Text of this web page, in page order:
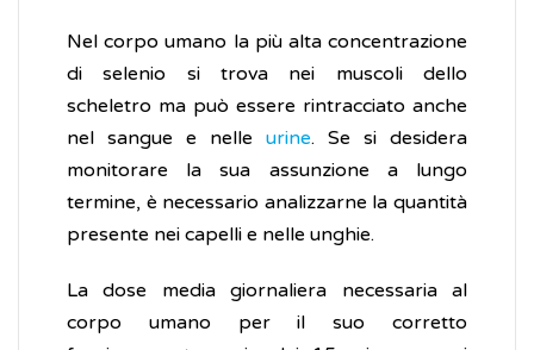
Nel corpo umano la più alta concentrazione
di selenio si trova nei muscoli dello
scheletro ma può essere rintracciato anche
nel sangue e nelle urine. Se si desidera
monitorare la sua assunzione a lungo
termine, è necessario analizzarne la quantità
presente nei capelli e nelle unghie.
La dose media giornaliera necessaria al
corpo umano per il suo corretto